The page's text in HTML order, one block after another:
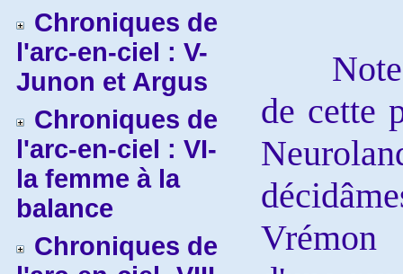
Chroniques de
l'arc-en-ciel : V-
Junon et Argus
Chroniques de
l'arc-en-ciel : VI-
la femme à la
balance
Chroniques de
de cette
Vrémon